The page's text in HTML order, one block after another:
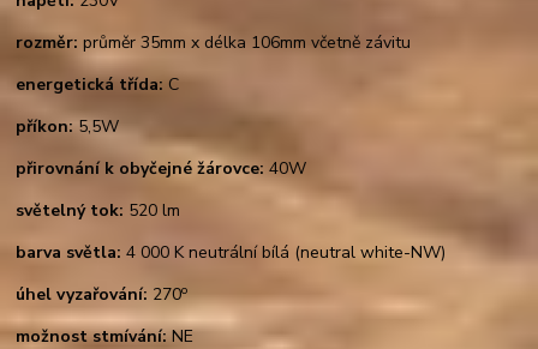
rozměr: průměr 35mm x délka 106mm včetně závitu
energetická třída: C
příkon: 5,5W
přirovnání k obyčejné žárovce:40W
světelný tok: 520 lm
barva světla: 4 000 K neutrální bílá (neutral white-NW)
úhel vyzařování: 270o
možnost stmívání:NE